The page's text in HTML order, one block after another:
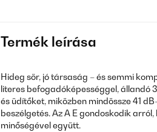
Termék leírása
Hideg sör, jó társaság – és semmi
literes befogadóképességgel, állandó
és üdítőket, miközben mindössze 41
beszélgetés. Az A E gondoskodik
minőségével együtt.